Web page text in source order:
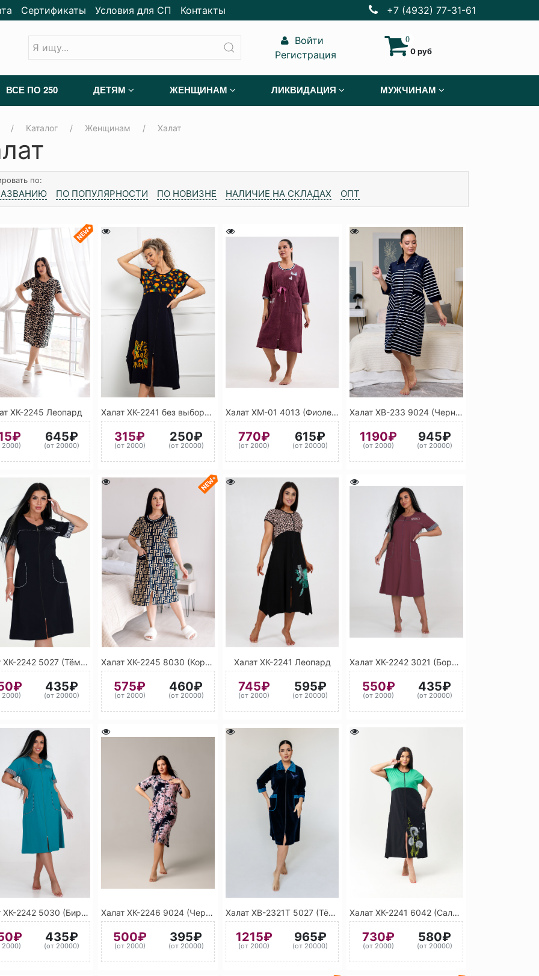
Сертификаты Условия для СП Контакты +7 (4932) 77-31-61
Войти
Регистрация
0
0 руб
ВСЕ ПО 250 ДЕТЯМ ЖЕНЩИНАМ ЛИКВИДАЦИЯ МУЖЧИНАМ
Каталог Женщинам Халат
по:
ПО ПОПУЛЯРНОСТИ ПО НОВИЗНЕ НАЛИЧИЕ НА СКЛАДАХ ОПТ
ХК-2245 Леопард
2000)
645₽
(от 20000)
Халат ХК-2241 без выбора цвета. сорт 2
315₽
(от 2000)
250₽
(от 20000)
Халат ХМ-01 4013 (Фиолетовый)
770₽
(от 2000)
615₽
(от 20000)
Халат ХВ-233 9024 (Черный) 9010 (Белый)
1190₽
(от 2000)
945₽
(от 20000)
Халат ХК-2242 5027 (Тёмно-синий)
2000)
435₽
(от 20000)
Халат ХК-2245 8030 (Коричневый) 9004 (Сигнальный чёрный)
575₽
(от 2000)
460₽
(от 20000)
Халат ХК-2241 Леопард
745₽
(от 2000)
595₽
(от 20000)
Халат ХК-2242 3021 (Бордовый)
550₽
(от 2000)
435₽
(от 20000)
Халат ХК-2242 5030 (Бирюзовый)
2000)
435₽
(от 20000)
Халат ХК-2246 9024 (Черный)
500₽
(от 2000)
395₽
(от 20000)
Халат ХВ-2321Т 5027 (Тёмно-синий)
1215₽
(от 2000)
965₽
(от 20000)
Халат ХК-2241 6042 (Салатовый)
730₽
(от 2000)
580₽
(от 20000)